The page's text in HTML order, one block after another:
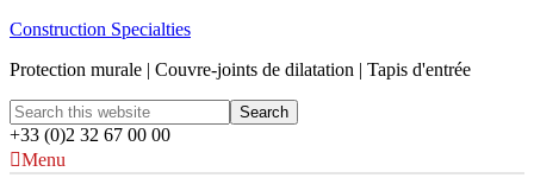
Construction Specialties
Protection murale | Couvre-joints de dilatation | Tapis d'entrée
+33 (0)2 32 67 00 00
Menu